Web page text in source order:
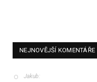
NEJNOVĚJŠÍ KOMENTÁŘE
Jakub: